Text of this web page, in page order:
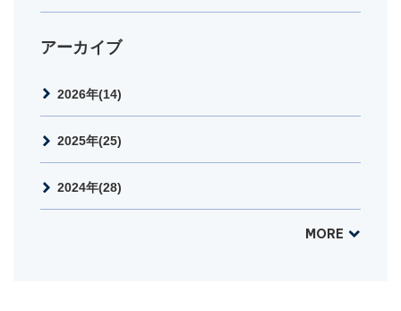
アーカイブ
2026年(14)
2025年(25)
2024年(28)
MORE